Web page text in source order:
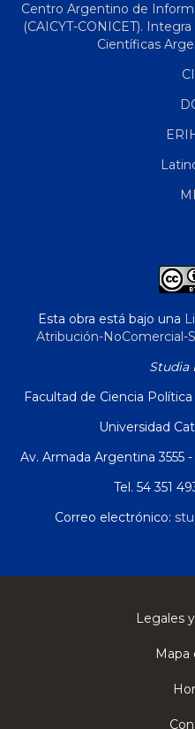
Centro Argentino de
(CAICYT-CONICET).
Científicas
Esta obra está bajo una
Atribución-NoComercial-
Studia
Facultad de Ciencia
Universidad
Av. Armada Argentina 3555
Tel. 54 351
Correo electrónico:
Legales
Mapa